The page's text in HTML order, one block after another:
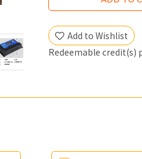
Add to Wishlist
Redeemable credit(s)